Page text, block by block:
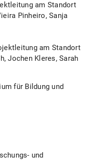
am Standort
Pinheiro, Sanja
am Standort
Jochen Kleres, Sarah
für Bildung und
und